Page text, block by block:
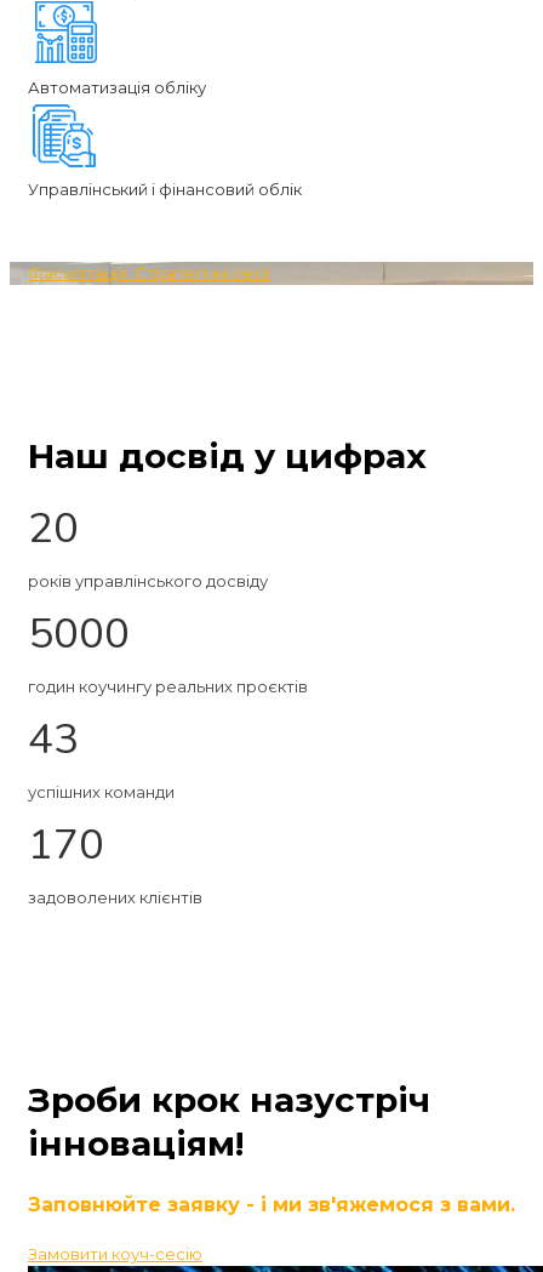
Автоматизація обліку
Управлінський і фінансовий облік
Фасилітація. Стратегічні сесії
Наш досвід у цифрах
20
років управлінського досвіду
5000
годин коучингу реальних проєктів
43
успішних команди
170
задоволених клієнтів
Зроби крок назустріч
інноваціям!
Заповнюйте заявку - і ми зв'яжемося з вами.
Замовити коуч-сесію